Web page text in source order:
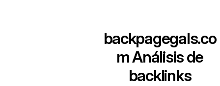
backpagegals.co
mAnálisis de
backlinks